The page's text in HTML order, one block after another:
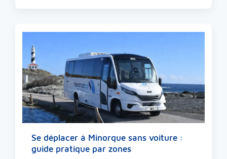
Se déplacer à Minorque sans voiture :
guide pratique par zones